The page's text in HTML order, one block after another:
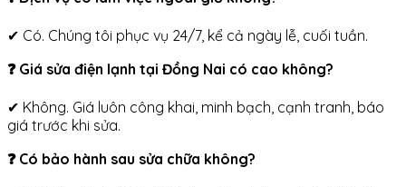
✔ Có. Chúng tôi phục vụ 24/7, kể cả ngày lễ, cuối tuần.
❓ Giá sửa điện lạnh tại Đồng Nai có cao không?
✔ Không. Giá luôn công khai, minh bạch, cạnh tranh, báo
giá trước khi sửa.
❓ Có bảo hành sau sửa chữa không?